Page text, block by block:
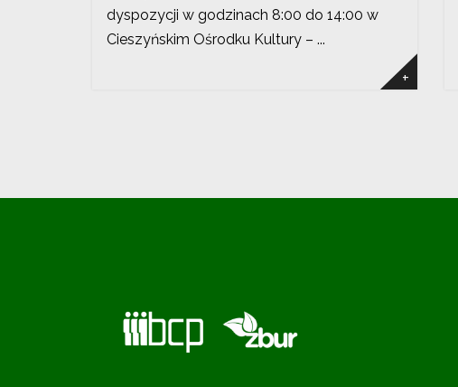
dyspozycji w godzinach 8:00 do 14:00 w
Cieszyńskim Ośrodku Kultury – ...
+